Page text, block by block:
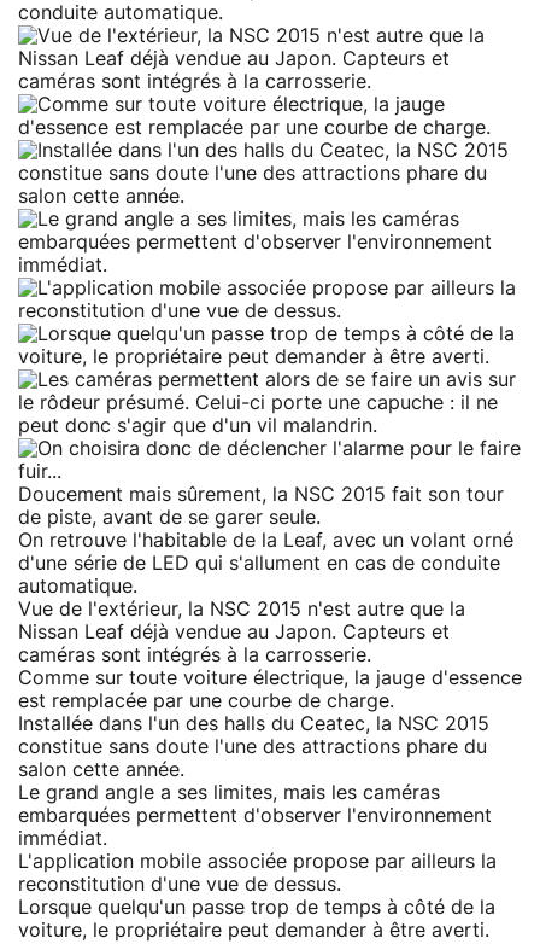
Doucement mais sûrement, la NSC 2015 fait son tour
de piste, avant de se garer seule.
On retrouve l'habitable de la Leaf, avec un volant orné
d'une série de LED qui s'allument en cas de conduite
automatique.
Vue de l'extérieur, la NSC 2015 n'est autre que la
Nissan Leaf déjà vendue au Japon. Capteurs et
caméras sont intégrés à la carrosserie.
Comme sur toute voiture électrique, la jauge d'essence
est remplacée par une courbe de charge.
Installée dans l'un des halls du Ceatec, la NSC 2015
constitue sans doute l'une des attractions phare du
salon cette année.
Le grand angle a ses limites, mais les caméras
embarquées permettent d'observer l'environnement
immédiat.
L'application mobile associée propose par ailleurs la
reconstitution d'une vue de dessus.
Lorsque quelqu'un passe trop de temps à côté de la
voiture, le propriétaire peut demander à être averti.